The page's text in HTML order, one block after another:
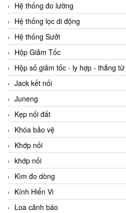
Hệ thống đo lường
Hệ thống lọc di động
Hệ thống Sưởi
Hộp Giảm Tốc
Hộp số giảm tốc - ly hợp - thắng
Jack kết nối
Juneng
Kẹp nối đất
Khóa bảo vệ
Khớp nối
khớp nối
Kìm đo dòng
Kính Hiển Vi
Loa cảnh báo